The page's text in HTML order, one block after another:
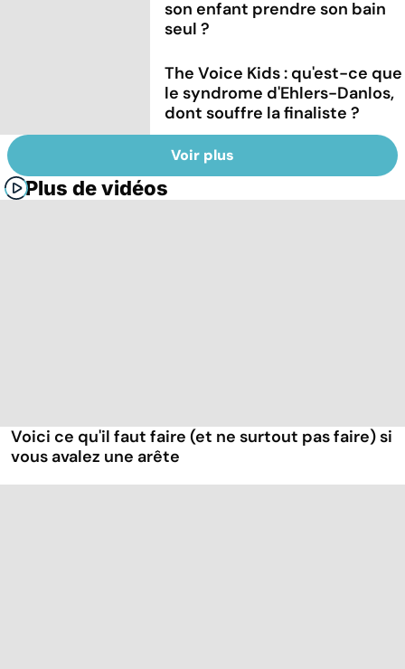
son enfant prendre son bain
seul ?
The Voice Kids : qu'est-ce que
le syndrome d'Ehlers-Danlos,
dont souffre la finaliste ?
Voir plus
Plus de vidéos
Voici ce qu'il faut faire (et ne surtout pas faire) si
vous avalez une arête